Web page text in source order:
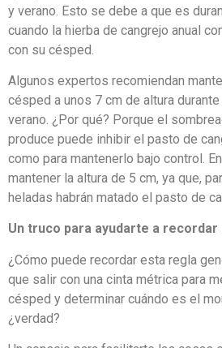
y verano. Esto se debe a que es
cuando la hierba de cangrejo anual
con su césped.
Algunos expertos recomiendan
césped a unos 7 cm de altura
verano. ¿Por qué? Porque el
produce puede inhibir el pasto de
como para mantenerlo bajo control.
mantener la altura de 5 cm, ya que,
heladas habrán matado el pasto de
Un truco para ayudarte a recordar
¿Cómo puede recordar esta regla
que salir con una cinta métrica para
césped y determinar cuándo es el
¿verdad?